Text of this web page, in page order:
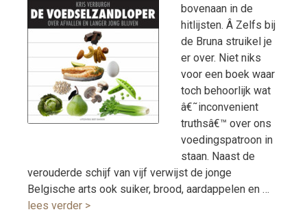
bovenaan in de
hitlijsten. Â Zelfs bij
de Bruna struikel je
er over. Niet niks
voor een boek waar
toch behoorlijk wat
â€˜inconvenient
truthsâ€™ over ons
voedingspatroon in
staan. Naast de
verouderde schijf van vijf verwijst de jonge
Belgische arts ook suiker, brood, aardappelen en …
lees verder >